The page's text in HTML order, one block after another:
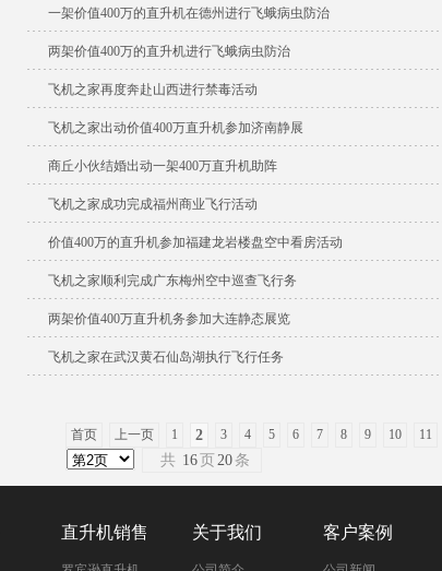
一架价值400万的直升机在德州进行飞蛾病虫防治
两架价值400万的直升机进行飞蛾病虫防治
飞机之家再度奔赴山西进行禁毒活动
飞机之家出动价值400万直升机参加济南静展
商丘小伙结婚出动一架400万直升机助阵
飞机之家成功完成福州商业飞行活动
价值400万的直升机参加福建龙岩楼盘空中看房活动
飞机之家顺利完成广东梅州空中巡查飞行务
两架价值400万直升机务参加大连静态展览
飞机之家在武汉黄石仙岛湖执行飞行任务
首页 上一页 1 2 3 4 5 6 7 8 9 10 11
共 16 页 20 条
直升机销售 关于我们 客户案例